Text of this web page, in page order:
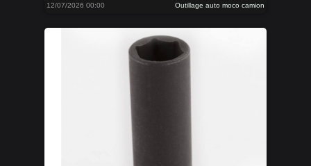
12/07/2026 00:00 Outillage auto moco camion